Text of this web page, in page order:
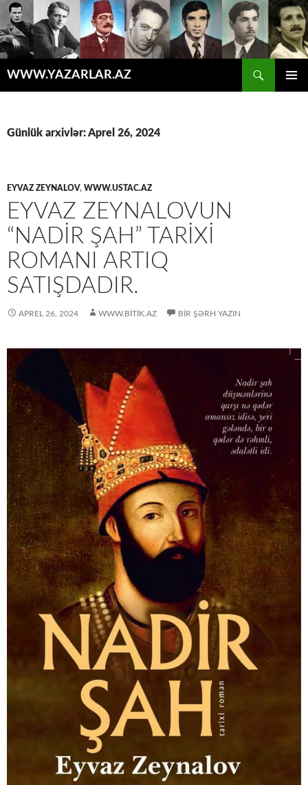
WWW.YAZARLAR.AZ
Günlük arxivlər: Aprel 26, 2024
EYVAZ ZEYNALOV, WWW.USTAC.AZ
EYVAZ ZEYNALOVUN
“NADIR ŞAH” TARIXI
ROMANI ARTIQ
SATIŞDADIR.
APREL 26, 2024 WWW.BITIK.AZ BIR ŞƏRH YAZIN